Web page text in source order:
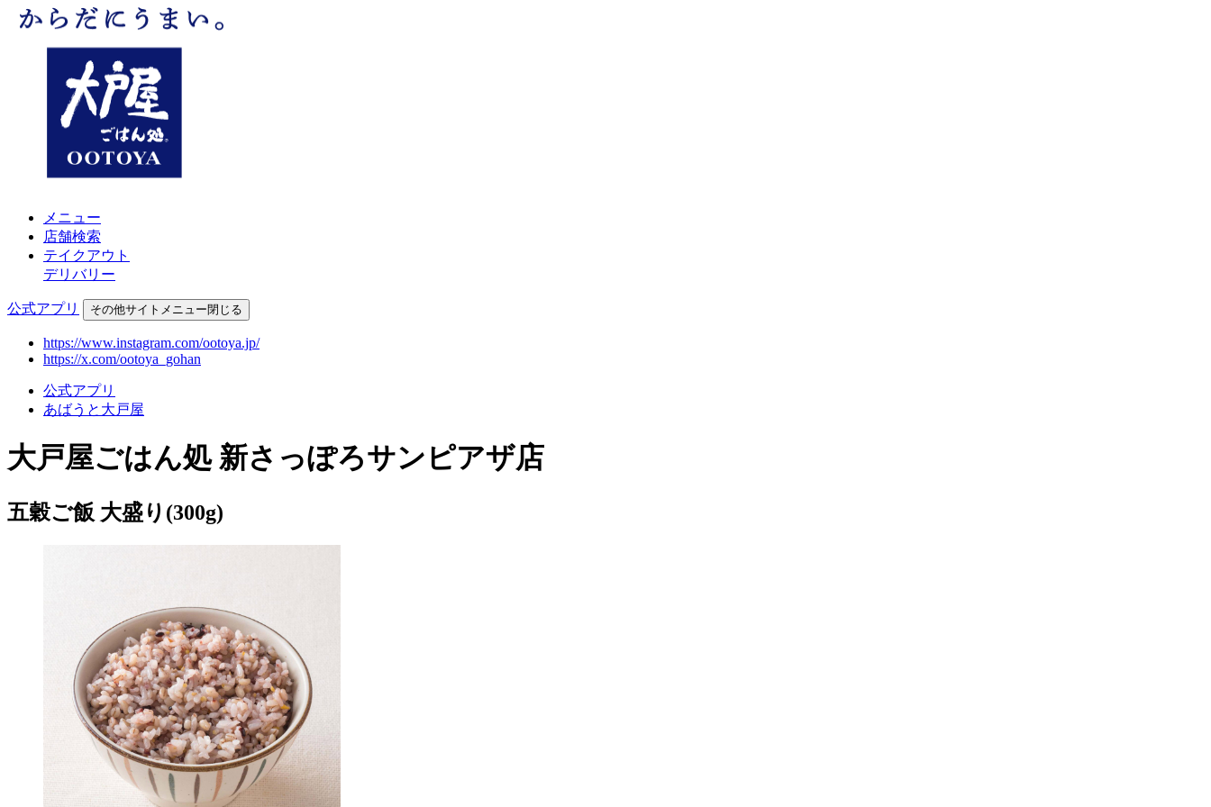
メニュー
店舗検索
テイクアウト
デリバリー
公式アプリ その他サイトメニュー閉じる
https://www.instagram.com/ootoya.jp/
https://x.com/ootoya_gohan
公式アプリ
あばうと大戸屋
大戸屋ごはん処 新さっぽろサンピアザ店
五穀ご飯 大盛り(300g)